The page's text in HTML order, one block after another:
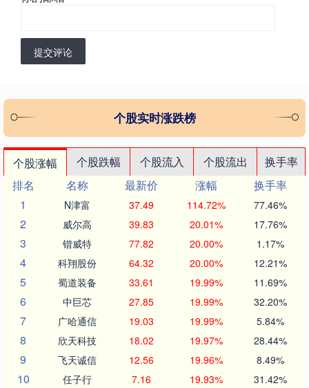
提交评论
个股实时涨跌榜
个股涨幅 个股跌幅 个股流入 个股流出
换手率
排名
名称 最新价 涨幅
换手率
1
N津富 37.49 114.72% 77.46%
2 威尔高 39.83 20.01% 17.76%
3 锴威特 77.82 20.00% 1.17%
4 科翔股份 64.32 20.00% 12.21%
5 蜀道装备 33.61 19.99% 11.69%
6 中巨芯 27.85 19.99% 32.20%
7 广哈通信 19.03 19.99% 5.84%
8 欣天科技 18.02 19.97% 28.44%
9 飞天诚信 12.56 19.96% 8.49%
10 任子行 7.16 19.93% 31.42%